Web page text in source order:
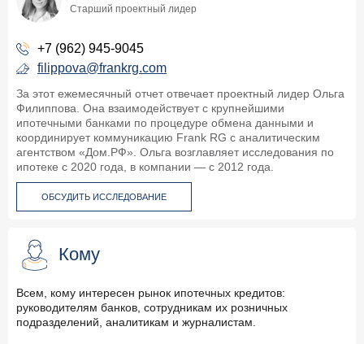
Старший проектный лидер
+7 (962) 945-9045
filippova@frankrg.com
За этот ежемесячный отчет отвечает проектный лидер Ольга
Филиппова. Она взаимодействует с крупнейшими
ипотечными банками по процедуре обмена данными и
координирует коммуникацию Frank RG с аналитическим
агентством «Дом.РФ». Ольга возглавляет исследования по
ипотеке с 2020 года, в компании — с 2012 года.
ОБСУДИТЬ ИССЛЕДОВАНИЕ
Кому
Всем, кому интересен рынок ипотечных кредитов:
руководителям банков, сотрудникам их розничных
подразделений, аналитикам и журналистам.